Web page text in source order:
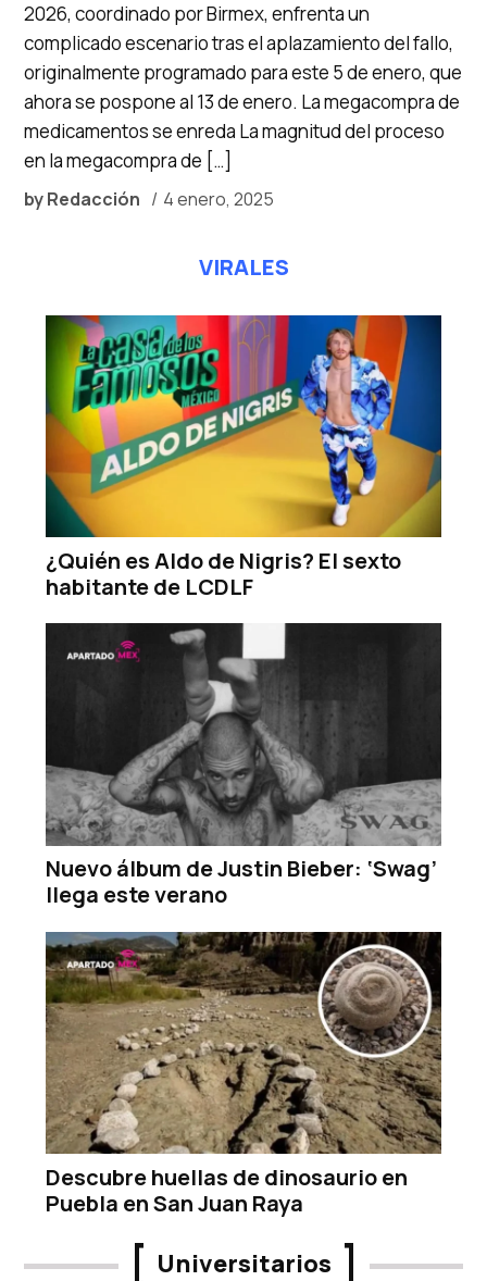
byRedacción 4 enero, 2025
2026, coordinado por Birmex, enfrenta un
complicado escenario tras el aplazamiento del fallo,
originalmente programado para este 5 de enero, que
ahora se pospone al 13 de enero. La megacompra de
medicamentos se enreda La magnitud del proceso
en la megacompra de […]
VIRALES
¿Quién es Aldo de Nigris? El sexto
habitante de LCDLF
Nuevo álbum de Justin Bieber: ‘Swag’
llega este verano
Descubre huellas de dinosaurio en
Puebla en San Juan Raya
Universitarios